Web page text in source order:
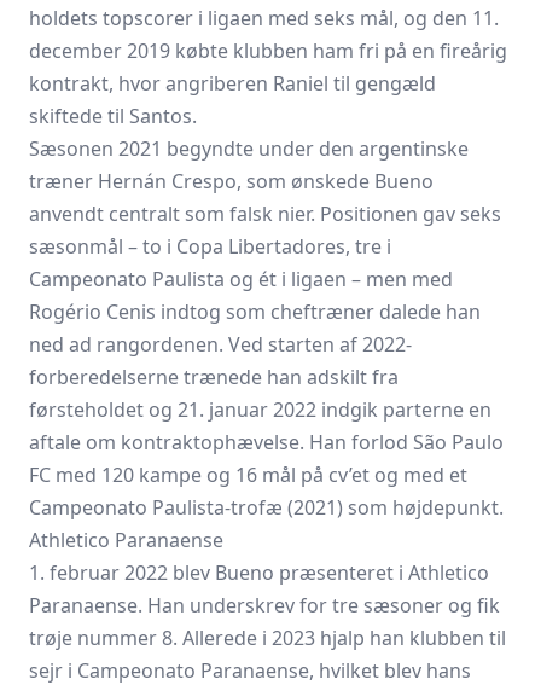
holdets topscorer i ligaen med seks mål, og den 11.
december 2019 købte klubben ham fri på en fireårig
kontrakt, hvor angriberen Raniel til gengæld
skiftede til Santos.
Sæsonen 2021 begyndte under den argentinske
træner Hernán Crespo, som ønskede Bueno
anvendt centralt som falsk nier. Positionen gav seks
sæsonmål – to i Copa Libertadores, tre i
Campeonato Paulista og ét i ligaen – men med
Rogério Cenis indtog som cheftræner dalede han
ned ad rangordenen. Ved starten af 2022-
forberedelserne trænede han adskilt fra
førsteholdet og 21. januar 2022 indgik parterne en
aftale om kontraktophævelse. Han forlod São Paulo
FC med 120 kampe og 16 mål på cv’et og med et
Campeonato Paulista-trofæ (2021) som højdepunkt.
Athletico Paranaense
1. februar 2022 blev Bueno præsenteret i Athletico
Paranaense. Han underskrev for tre sæsoner og fik
trøje nummer 8. Allerede i 2023 hjalp han klubben til
sejr i Campeonato Paranaense, hvilket blev hans